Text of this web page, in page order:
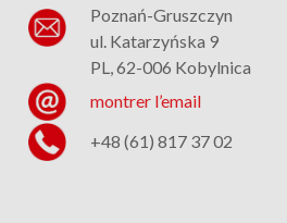
Poznań-Gruszczyn
ul. Katarzyńska 9
PL, 62-006 Kobylnica
montrer l’email
+48 (61) 817 37 02